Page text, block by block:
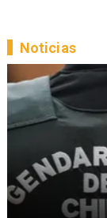
Noticias